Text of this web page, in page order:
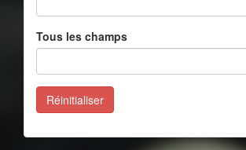
Tous les champs
Réinitialiser